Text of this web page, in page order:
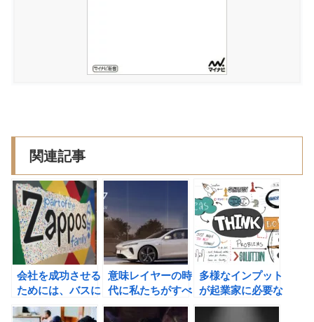
関連記事
会社を成功させる
ためには、バスに
乗る人をしっかり
と選べ！アメリカ
意味レイヤーの時
代に私たちがすべ
きこと
多様なインプット
が起業家に必要な
理由